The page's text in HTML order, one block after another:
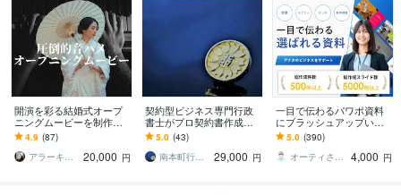
開演を彩る結婚式オープ
ニングムービーを制作し
ます 『全部お任せ！』か
ら『超こだわりたい！』
まで、理想叶えます！
4.9 (87)
アラーキーワークス
20,000 円
契約型ビジネス専門行政
書士がプロ契約書作成致
します プロ対応、ひな型
にない特殊なビジネスの
方用の契約書を構築設計
5.0 (43)
南本町行政書士事務所
29,000 円
一目で伝わるパワポ資料
にブラッシュアップいた
します 【累計5000スライ
ド超】あなたの提案が刺
さる資料作成
5.0 (390)
オーティさん｜OT3 Creative
4,000 円